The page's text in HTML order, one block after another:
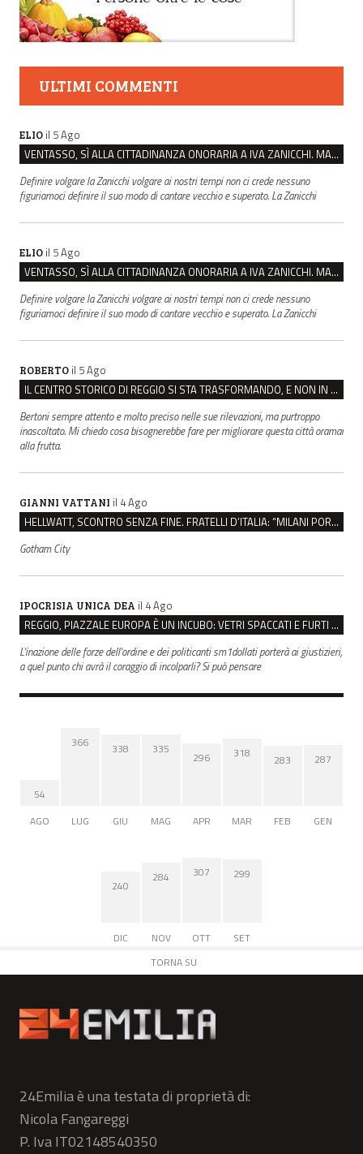
ULTIMI COMMENTI
ELIO il 5 Ago
VENTASSO, SÌ ALLA CITTADINANZA ONORARIA A IVA ZANICCHI. MA BARGIACCHI: “È DI PESSIMO GUSTO”
Definire volgare la Zanicchi volgare ai nostri tempi non ci crede nessuno
figuriamoci definire il suo modo di cantare vecchio e superato. La Zanicchi
ELIO il 5 Ago
VENTASSO, SÌ ALLA CITTADINANZA ONORARIA A IVA ZANICCHI. MA BARGIACCHI: “È DI PESSIMO GUSTO”
Definire volgare la Zanicchi volgare ai nostri tempi non ci crede nessuno
figuriamoci definire il suo modo di cantare vecchio e superato. La Zanicchi
ROBERTO il 5 Ago
IL CENTRO STORICO DI REGGIO SI STA TRASFORMANDO, E NON IN MEGLIO
Bertoni sempre attento e molto preciso nelle sue rilevazioni, ma purtroppo
inascoltato. Mi chiedo cosa bisognerebbe fare per migliorare questa città oramai
alla frutta.
GIANNI VATTANI il 4 Ago
HELLWATT, SCONTRO SENZA FINE. FRATELLI D’ITALIA: “MILANI PORTA DOCUMENTI, DE FRANCO INSULTI”
Gotham City
IPOCRISIA UNICA DEA il 4 Ago
REGGIO, PIAZZALE EUROPA È UN INCUBO: VETRI SPACCATI E FURTI SULLE AUTO IN SOSTA
L'inazione delle forze dell'ordine e dei politicanti sm1dollati porterà ai giustizieri,
a quel punto chi avrà il coraggio di incolparli? Si può pensare
54
AGO
366
LUG
338
GIU
335
MAG
296
APR
318
MAR
283
FEB
287
GEN
240
DIC
284
NOV
307
OTT
299
SET
TORNA SU
24Emilia è una testata di proprietà di:
Nicola Fangareggi
P. Iva IT02148540350